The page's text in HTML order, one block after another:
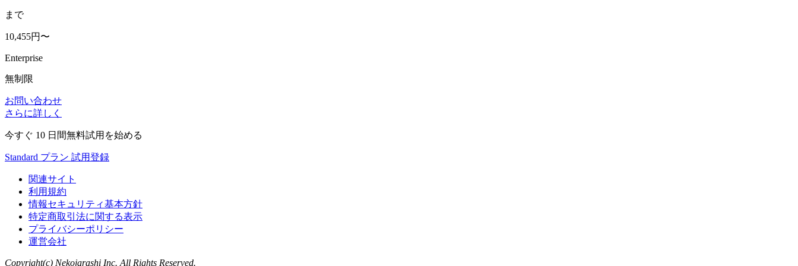
まで
10,455円〜
Enterprise
無制限
お問い合わせ
さらに詳しく
今すぐ 10 日間無料試用を始める
Standard プラン 試用登録
関連サイト
利用規約
情報セキュリティ基本方針
特定商取引法に関する表示
プライバシーポリシー
運営会社
Copyright(c) Nekojarashi Inc. All Rights Reserved.